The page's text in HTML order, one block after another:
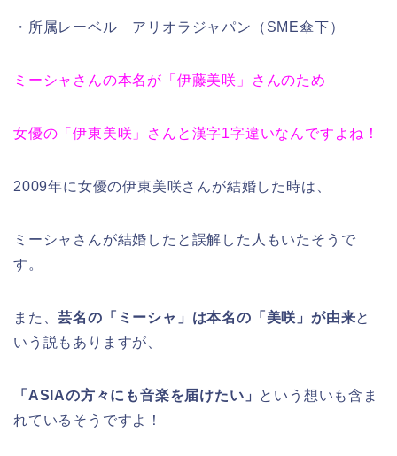
・所属レーベル アリオラジャパン（SME傘下）
ミーシャさんの本名が「伊藤美咲」さんのため
女優の「伊東美咲」さんと漢字1字違いなんですよね！
2009年に女優の伊東美咲さんが結婚した時は、
ミーシャさんが結婚したと誤解した人もいたそうで
す。
また、芸名の「ミーシャ」は本名の「美咲」が由来と
いう説もありますが、
「ASIAの方々にも音楽を届けたい」 という想いも含ま
れているそうですよ！